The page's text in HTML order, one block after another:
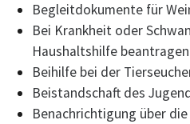
Begleitdokumente für
Bei Krankheit oder
Haushaltshilfe beantragen
Beihilfe bei der
Beistandschaft des
Benachrichtigung über